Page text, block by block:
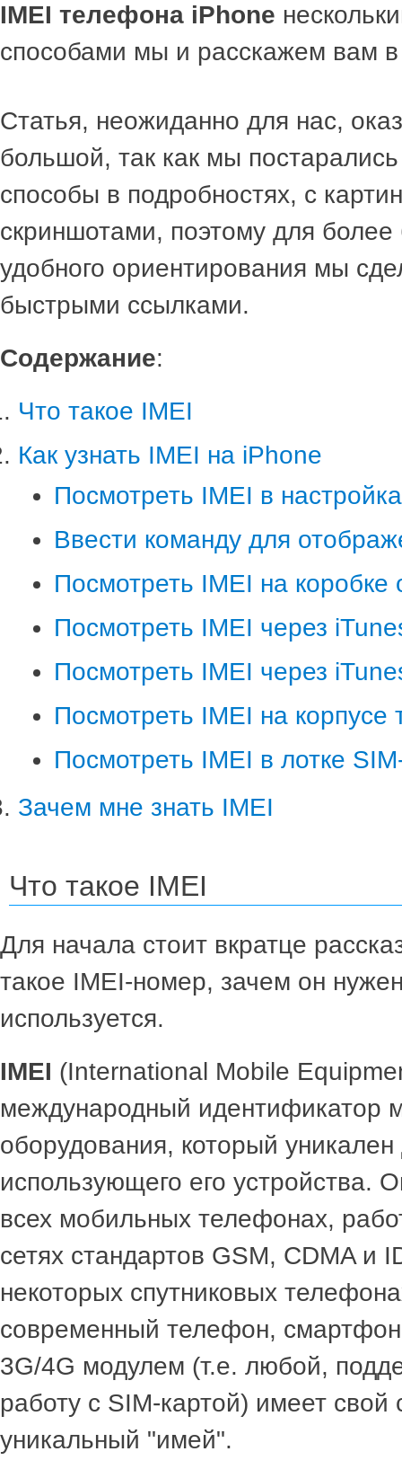
IMEI телефона iPhone
способами мы и расскажем вам в
Статья, неожиданно для нас,
большой, так как мы
способы в подробностях, с
скриншотами, поэтому для более
удобного ориентирования мы
быстрыми ссылками.
Содержание:
Что такое IMEI
Как узнать IMEI на iPhone
Посмотреть IMEI в
Ввести команду для
Посмотреть IMEI на коробке
Посмотреть IMEI через
Посмотреть IMEI через
Посмотреть IMEI на корпусе
Посмотреть IMEI в лотке
Зачем мне знать IMEI
Что такое IMEI
Для начала стоит вкратце
такое IMEI-номер, зачем он
используется.
IMEI (International Mobile
международный идентификатор
оборудования, который уникален
использующего его устройства.
всех мобильных телефонах,
сетях стандартов GSM, CDMA и
некоторых спутниковых
современный телефон,
3G/4G модулем (т.е. любой,
работу с SIM-картой) имеет свой
уникальный "имей".